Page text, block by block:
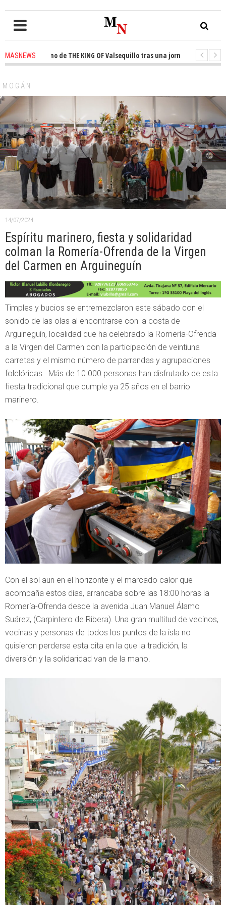
MASNEWS
de THE KING OF Valsequillo tras una jornada de baloncesto
MOGÁN
14/07/2024
Espíritu marinero, fiesta y solidaridad
colman la Romería-Ofrenda de la Virgen
del Carmen en Arguineguín
Timples y bucios se entremezclaron este sábado con el
sonido de las olas al encontrarse con la costa de
Arguineguín, localidad que ha celebrado la Romería-Ofrenda
a la Virgen del Carmen con la participación de veintiuna
carretas y el mismo número de parrandas y agrupaciones
folclóricas. Más de 10.000 personas han disfrutado de esta
fiesta tradicional que cumple ya 25 años en el barrio
marinero.
Con el sol aun en el horizonte y el marcado calor que
acompaña estos días, arrancaba sobre las 18:00 horas la
Romería-Ofrenda desde la avenida Juan Manuel Álamo
Suárez, (Carpintero de Ribera). Una gran multitud de vecinos,
vecinas y personas de todos los puntos de la isla no
quisieron perderse esta cita en la que la tradición, la
diversión y la solidaridad van de la mano.